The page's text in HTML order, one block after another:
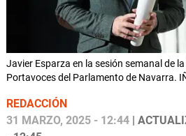
Javier Esparza en la sesión semanal de
Portavoces del Parlamento de Navarra.
REDACCIÓN
31 MARZO, 2025 - 12:44 |